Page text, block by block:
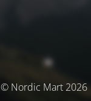
© Nordic Mart 2026